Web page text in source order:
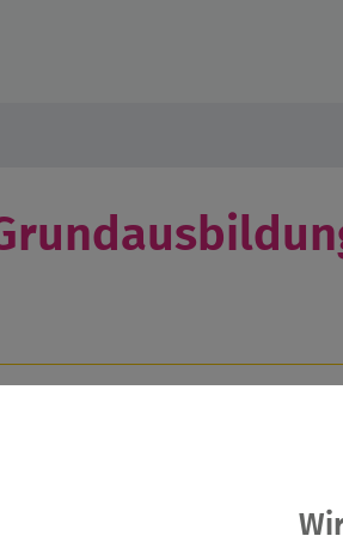
mit Kindern arbeiten, benötigst du